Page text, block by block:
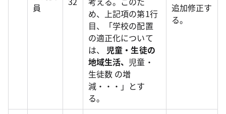
員
め、上記項の第1行
目、「学校の配置
の適正化について
は、 児童・生徒の
地域生活、 児童・
生徒数 の増
減・・・」とす
る。
追加修正す
る。